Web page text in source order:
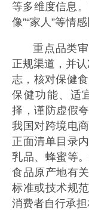
等多维度信息
像”“家人”等情
重点品类
正规渠道，并
志，核对保健
保健功能、适
择，谨防虚假
我国对跨境电
正面清单目录
乳品、蜂蜜等
食品原产地有
标准或技术规
消费者自行承担